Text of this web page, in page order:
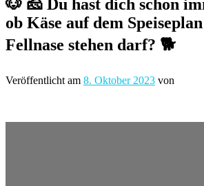
🐶 🧀 Du hast dich schon
ob Käse auf dem
Fellnase stehen darf? 🐕
Veröffentlicht am 8. Oktober 2023 von